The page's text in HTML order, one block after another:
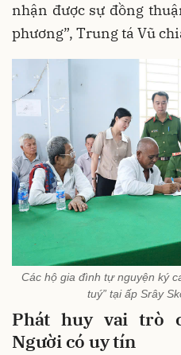
nhận được sự đồng
phương”, Trung tá Vũ
Các hộ gia đình tự nguyện ký
tuý” tại ấp Srây
Phát huy vai trò
Người có uy tín